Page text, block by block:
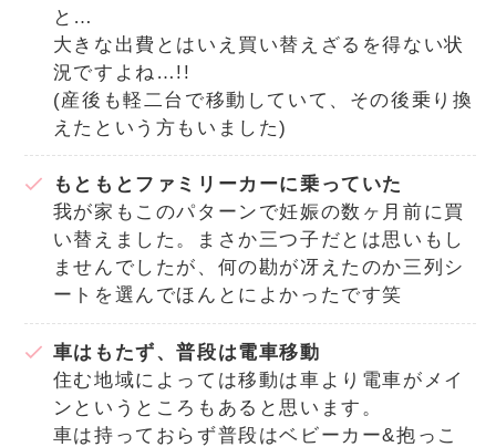
と…
大きな出費とはいえ買い替えざるを得ない状
況ですよね…!!
(産後も軽二台で移動していて、その後乗り換
えたという方もいました)
もともとファミリーカーに乗っていた
我が家もこのパターンで妊娠の数ヶ月前に買
い替えました。まさか三つ子だとは思いもし
ませんでしたが、何の勘が冴えたのか三列シ
ートを選んでほんとによかったです笑
車はもたず、普段は電車移動
住む地域によっては移動は車より電車がメイ
ンというところもあると思います。
車は持っておらず普段はベビーカー&抱っこ